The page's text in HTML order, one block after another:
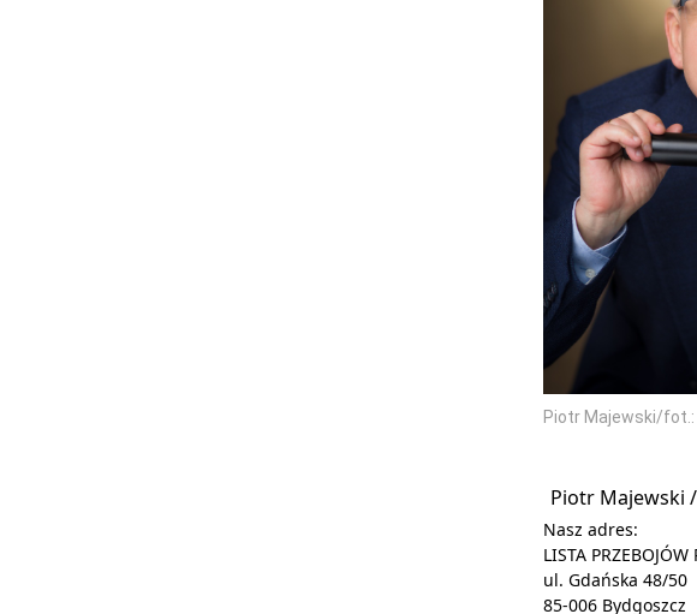
Piotr Majewski/
Piotr Majewski /
Nasz adres:
LISTA
ul. Gdańska 48/50
85-006 Bydgoszcz